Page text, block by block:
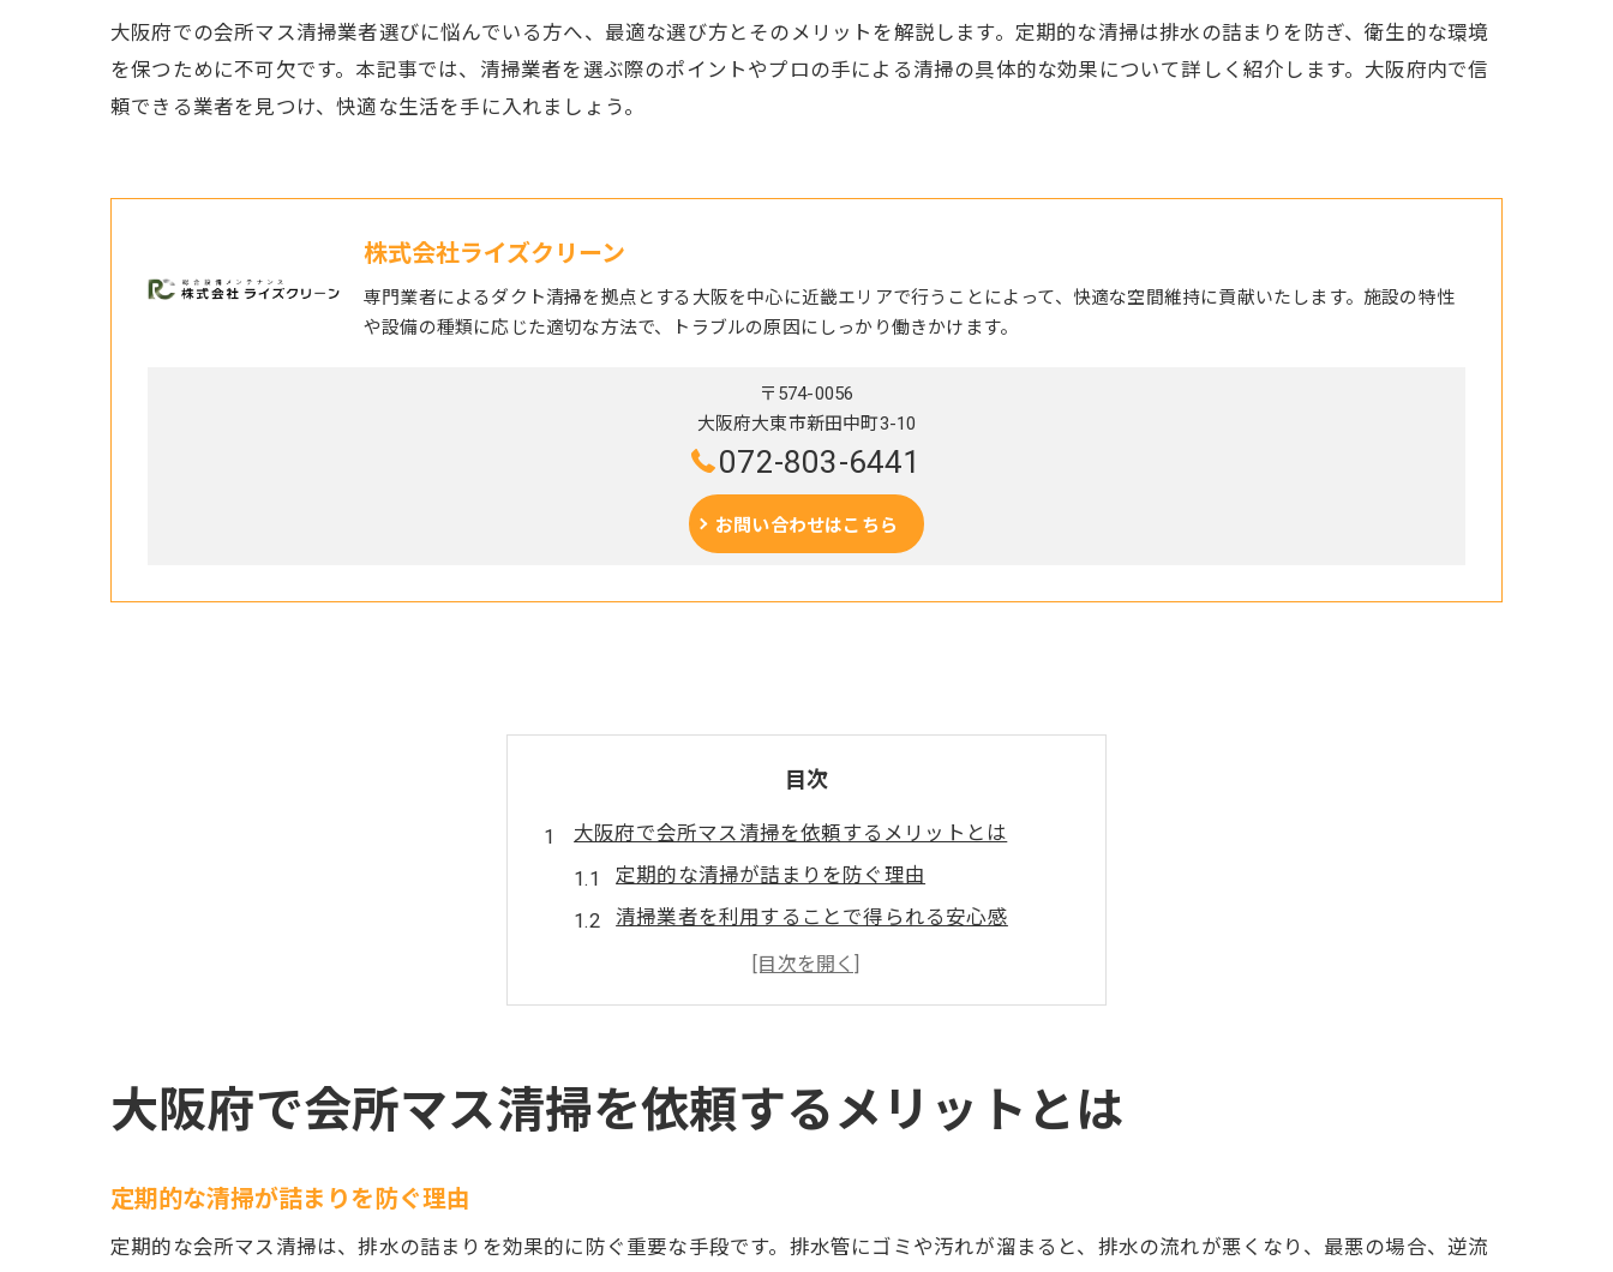
大阪府での会所マス清掃業者選びに悩んでいる方へ、最適な選び方とそのメリットを解説します。定期的な清掃は排水の詰まりを防ぎ、衛生的な環境
を保つために不可欠です。本記事では、清掃業者を選ぶ際のポイントやプロの手による清掃の具体的な効果について詳しく紹介します。大阪府内で信
頼できる業者を見つけ、快適な生活を手に入れましょう。
株式会社ライズクリーン
専門業者によるダクト清掃を拠点とする大阪を中心に近畿エリアで行うことによって、快適な空間維持に貢献いたします。施設の特性
や設備の種類に応じた適切な方法で、トラブルの原因にしっかり働きかけます。
〒574-0056
大阪府大東市新田中町3-10
072-803-6441
お問い合わせはこちら
目次
大阪府で会所マス清掃を依頼するメリットとは
定期的な清掃が詰まりを防ぐ理由
清掃業者を利用することで得られる安心感
専門業者の技術で深部まで清掃
会所マス清掃が環境に優しい理由
プロのアドバイスで適切なケアを
プロに任せる会所マス清掃の具体的な効果
専門技術による効果的な清掃
大阪府で会所マス清掃を依頼するメリットとは
定期的な清掃が詰まりを防ぐ理由
定期的な会所マス清掃は、排水の詰まりを効果的に防ぐ重要な手段です。排水管にゴミや汚れが溜まると、排水の流れが悪くなり、最悪の場合、逆流